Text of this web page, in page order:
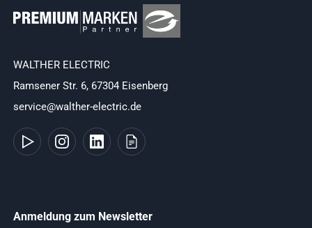
WALTHER ELECTRIC
Ramsener Str. 6, 67304 Eisenberg
service@walther-electric.de
Anmeldung zum Newsletter